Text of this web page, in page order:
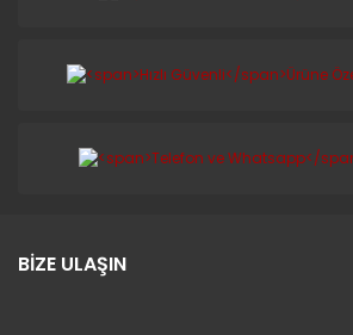
BİZE ULAŞIN